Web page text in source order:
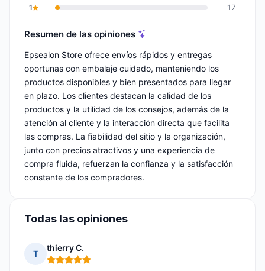
1
17
Resumen de las opiniones
Epsealon Store ofrece envíos rápidos y entregas
oportunas con embalaje cuidado, manteniendo los
productos disponibles y bien presentados para llegar
en plazo. Los clientes destacan la calidad de los
productos y la utilidad de los consejos, además de la
atención al cliente y la interacción directa que facilita
las compras. La fiabilidad del sitio y la organización,
junto con precios atractivos y una experiencia de
compra fluida, refuerzan la confianza y la satisfacción
constante de los compradores.
Todas las opiniones
T
thierry C.
Nota: 5 de 5